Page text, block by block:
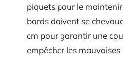
piquets pour le maintenir
bords doivent se
cm pour garantir une
empêcher les mauvaises